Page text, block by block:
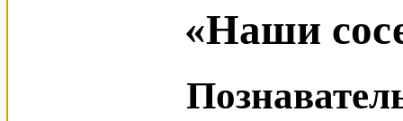
«Наши